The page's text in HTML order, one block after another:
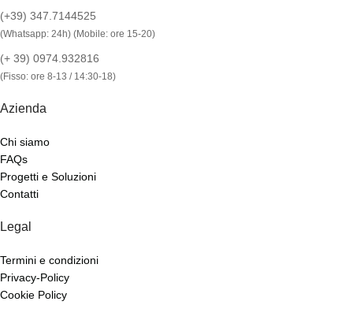
(+39) 347.7144525
(Whatsapp: 24h) (Mobile: ore 15-20)
(+ 39) 0974.932816
(Fisso: ore 8-13 / 14:30-18)
Azienda
Chi siamo
FAQs
Progetti e Soluzioni
Contatti
Legal
Termini e condizioni
Privacy-Policy
Cookie Policy